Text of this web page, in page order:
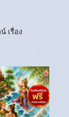
เรื่อง